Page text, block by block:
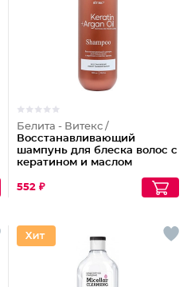
Белита - Витекс /
Восстанавливающий
шампунь для блеска волос с
кератином и маслом
552 ₽